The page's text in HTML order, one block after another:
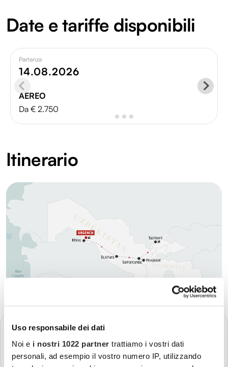
Uso responsabile dei dati
Noi e i nostri 1022 partner trattiamo i vostri dati
personali, ad esempio il vostro numero IP, utilizzando
Date e tariffe disponibili
Partenza
14.08.2026
AEREO
Da € 2.750
Itinerario
GIORNO 1
Partenza - Urgench
Più dettagli